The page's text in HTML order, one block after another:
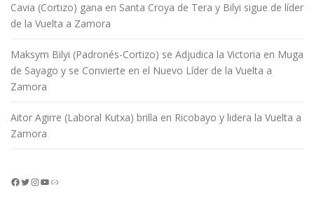
Cavia (Cortizo) gana en Santa Croya de Tera y Bilyi sigue de líder
de la Vuelta a Zamora
Maksym Bilyi (Padronés-Cortizo) se Adjudica la Victoria en Muga
de Sayago y se Convierte en el Nuevo Líder de la Vuelta a
Zamora
Aitor Agirre (Laboral Kutxa) brilla en Ricobayo y lidera la Vuelta a
Zamora
Facebook Twitter InstagramYouTube Enlace